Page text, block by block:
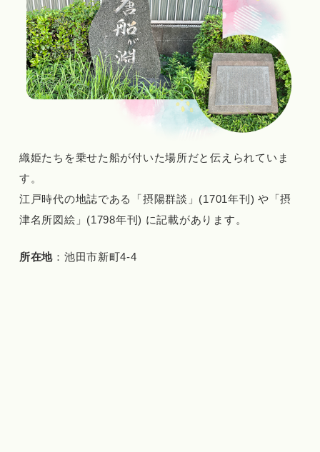
織姫たちを乗せた船が付いた場所だと伝えられていま
す。
江戸時代の地誌である「摂陽群談」(1701年刊) や「摂
津名所図絵」(1798年刊) に記載があります。
所在地 ：池田市新町4-4